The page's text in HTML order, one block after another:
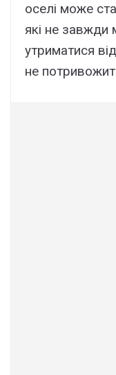
оселі може
які не завжди
утриматися
не